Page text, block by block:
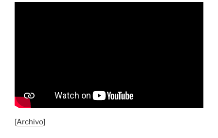
[Archivo]